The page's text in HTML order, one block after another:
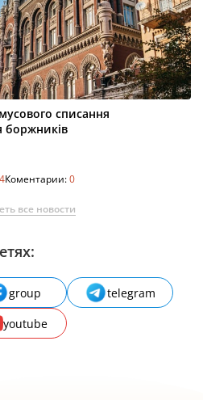
списання
боржників
Коментарии:0
все новости
group
telegram
youtube